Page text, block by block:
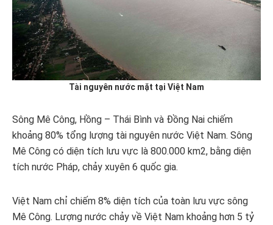
Tài nguyên nước mặt tại Việt Nam
Sông Mê Công, Hồng – Thái Bình và Đồng Nai chiếm
khoảng 80% tổng lượng tài nguyên nước Việt Nam. Sông
Mê Công có diện tích lưu vực là 800.000 km2, bằng diện
tích nước Pháp, chảy xuyên 6 quốc gia.
Việt Nam chỉ chiếm 8% diện tích của toàn lưu vực sông
Mê Công. Lượng nước chảy về Việt Nam khoảng hơn 5 tỷ